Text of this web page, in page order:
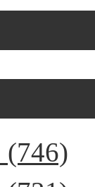
(746)